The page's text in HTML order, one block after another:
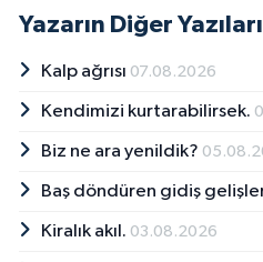
Yazarın Diğer Yazıları
Kalp ağrısı 07.08.2026
Kendimizi kurtarabilirsek.
Biz ne ara yenildik?
Baş döndüren gidiş
Kiralık akıl. 03.08.2026